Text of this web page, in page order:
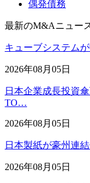
偶発債務
最新のM&Aニュー
キューブシステム
2026年08月05日
日本企業成長投資
TO…
2026年08月05日
日本製紙が豪州連
2026年08月05日